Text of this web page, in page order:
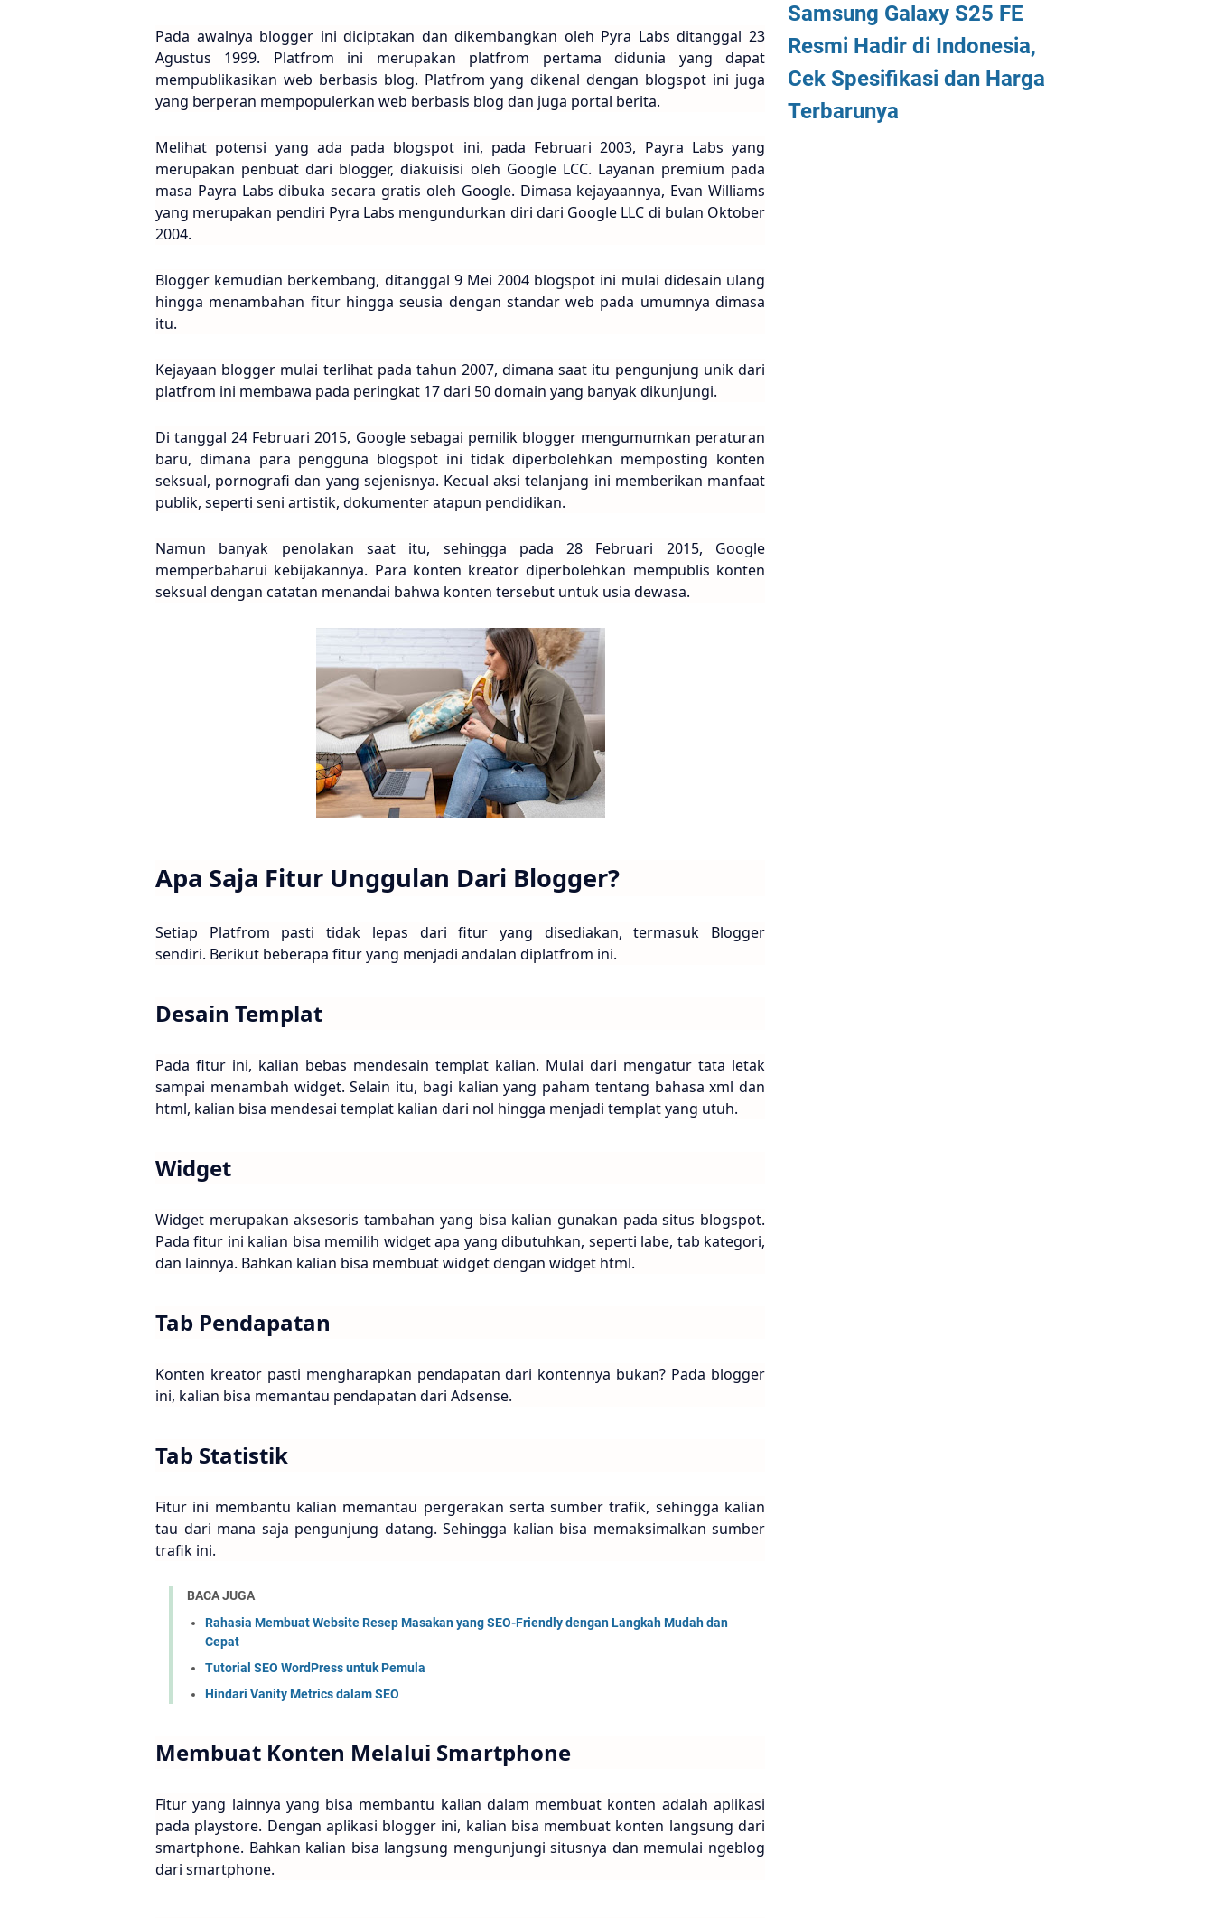
Pada awalnya blogger ini diciptakan dan dikembangkan oleh Pyra Labs ditanggal 23
Agustus 1999. Platfrom ini merupakan platfrom pertama didunia yang dapat
mempublikasikan web berbasis blog. Platfrom yang dikenal dengan blogspot ini juga
yang berperan mempopulerkan web berbasis blog dan juga portal berita.
Melihat potensi yang ada pada blogspot ini, pada Februari 2003, Payra Labs yang
merupakan penbuat dari blogger, diakuisisi oleh Google LCC. Layanan premium pada
masa Payra Labs dibuka secara gratis oleh Google. Dimasa kejayaannya, Evan Williams
yang merupakan pendiri Pyra Labs mengundurkan diri dari Google LLC di bulan Oktober
2004.
Blogger kemudian berkembang, ditanggal 9 Mei 2004 blogspot ini mulai didesain ulang
hingga menambahan fitur hingga seusia dengan standar web pada umumnya dimasa
itu.
Kejayaan blogger mulai terlihat pada tahun 2007, dimana saat itu pengunjung unik dari
platfrom ini membawa pada peringkat 17 dari 50 domain yang banyak dikunjungi.
Di tanggal 24 Februari 2015, Google sebagai pemilik blogger mengumumkan peraturan
baru, dimana para pengguna blogspot ini tidak diperbolehkan memposting konten
seksual, pornografi dan yang sejenisnya. Kecual aksi telanjang ini memberikan manfaat
publik, seperti seni artistik, dokumenter atapun pendidikan.
Namun banyak penolakan saat itu, sehingga pada 28 Februari 2015, Google
memperbaharui kebijakannya. Para konten kreator diperbolehkan mempublis konten
seksual dengan catatan menandai bahwa konten tersebut untuk usia dewasa.
Apa Saja Fitur Unggulan Dari Blogger?
Setiap Platfrom pasti tidak lepas dari fitur yang disediakan, termasuk Blogger
sendiri. Berikut beberapa fitur yang menjadi andalan diplatfrom ini.
Desain Templat
Pada fitur ini, kalian bebas mendesain templat kalian. Mulai dari mengatur tata letak
sampai menambah widget. Selain itu, bagi kalian yang paham tentang bahasa xml dan
html, kalian bisa mendesai templat kalian dari nol hingga menjadi templat yang utuh.
Widget
Widget merupakan aksesoris tambahan yang bisa kalian gunakan pada situs blogspot.
Pada fitur ini kalian bisa memilih widget apa yang dibutuhkan, seperti labe, tab kategori,
dan lainnya. Bahkan kalian bisa membuat widget dengan widget html.
Tab Pendapatan
Konten kreator pasti mengharapkan pendapatan dari kontennya bukan? Pada blogger
ini, kalian bisa memantau pendapatan dari Adsense.
Tab Statistik
Fitur ini membantu kalian memantau pergerakan serta sumber trafik, sehingga kalian
tau dari mana saja pengunjung datang. Sehingga kalian bisa memaksimalkan sumber
trafik ini.
BACA JUGA
Rahasia Membuat Website Resep Masakan yang SEO-Friendly dengan Langkah Mudah dan
Cepat
Tutorial SEO WordPress untuk Pemula
Hindari Vanity Metrics dalam SEO
Membuat Konten Melalui Smartphone
Fitur yang lainnya yang bisa membantu kalian dalam membuat konten adalah aplikasi
pada playstore. Dengan aplikasi blogger ini, kalian bisa membuat konten langsung dari
smartphone. Bahkan kalian bisa langsung mengunjungi situsnya dan memulai ngeblog
dari smartphone.
Samsung Galaxy S25 FE
Resmi Hadir di Indonesia,
Cek Spesifikasi dan Harga
Terbarunya